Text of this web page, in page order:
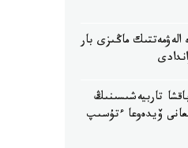
الەۋمەتتىك ماڭىزى بار
تاربيەشىسىنىڭ
ۆيدەوعا ءتۇسىپ